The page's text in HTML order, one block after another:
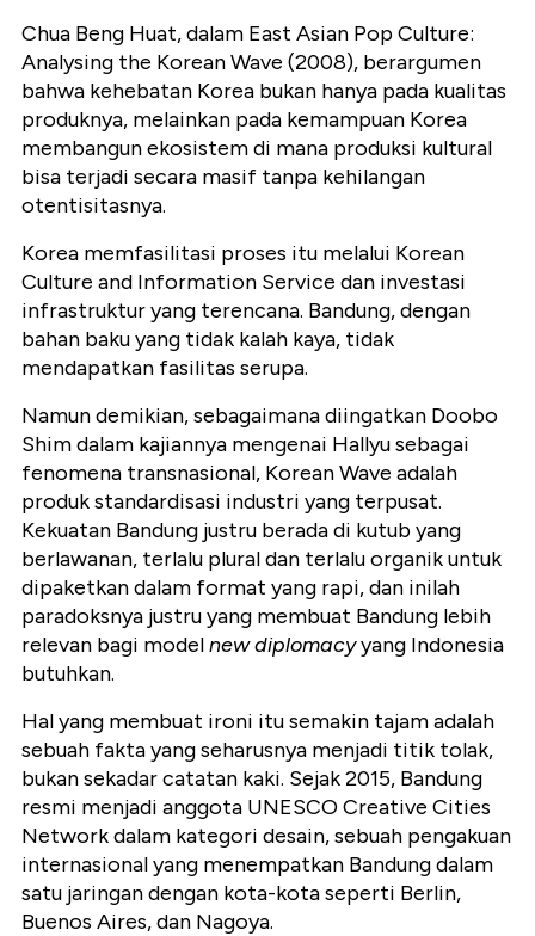
Chua Beng Huat, dalam East Asian Pop Culture:
Analysing the Korean Wave (2008), berargumen
bahwa kehebatan Korea bukan hanya pada kualitas
produknya, melainkan pada kemampuan Korea
membangun ekosistem di mana produksi kultural
bisa terjadi secara masif tanpa kehilangan
otentisitasnya.
Korea memfasilitasi proses itu melalui Korean
Culture and Information Service dan investasi
infrastruktur yang terencana. Bandung, dengan
bahan baku yang tidak kalah kaya, tidak
mendapatkan fasilitas serupa.
Namun demikian, sebagaimana diingatkan Doobo
Shim dalam kajiannya mengenai Hallyu sebagai
fenomena transnasional, Korean Wave adalah
produk standardisasi industri yang terpusat.
Kekuatan Bandung justru berada di kutub yang
berlawanan, terlalu plural dan terlalu organik untuk
dipaketkan dalam format yang rapi, dan inilah
paradoksnya justru yang membuat Bandung lebih
relevan bagi modelnew diplomacyyang Indonesia
butuhkan.
Hal yang membuat ironi itu semakin tajam adalah
sebuah fakta yang seharusnya menjadi titik tolak,
bukan sekadar catatan kaki. Sejak 2015, Bandung
resmi menjadi anggota UNESCO Creative Cities
Network dalam kategori desain, sebuah pengakuan
internasional yang menempatkan Bandung dalam
satu jaringan dengan kota-kota seperti Berlin,
Buenos Aires, dan Nagoya.